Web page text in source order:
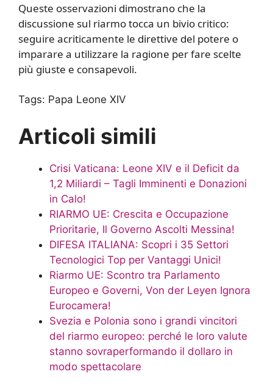
Queste osservazioni dimostrano che la
discussione sul riarmo tocca un bivio critico:
seguire acriticamente le direttive del potere o
imparare a utilizzare la ragione per fare scelte
più giuste e consapevoli.
Tags: Papa Leone XIV
Articoli simili
Crisi Vaticana: Leone XIV e il Deficit da
1,2 Miliardi – Tagli Imminenti e Donazioni
in Calo!
RIARMO UE: Crescita e Occupazione
Prioritarie, Il Governo Ascolti Messina!
DIFESA ITALIANA: Scopri i 35 Settori
Tecnologici Top per Vantaggi Unici!
Riarmo UE: Scontro tra Parlamento
Europeo e Governi, Von der Leyen Ignora
Eurocamera!
Svezia e Polonia sono i grandi vincitori
del riarmo europeo: perché le loro valute
stanno sovraperformando il dollaro in
modo spettacolare